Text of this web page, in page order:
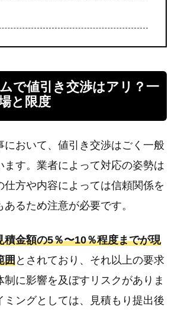
で値引き交渉はアリ？一
と限度
において、値引き交渉はごく一般
ます。業者によって対応の姿勢は
仕方や内容によっては信頼関係を
るため注意が必要です。
積金額の5％〜10％程度までが現
囲とされており、それ以上の要求
制に影響を及ぼすリスクがありま
ミングとしては、見積もり提出後